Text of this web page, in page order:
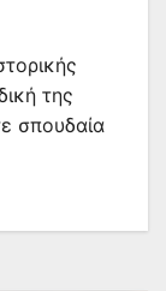
της
σπουδαία